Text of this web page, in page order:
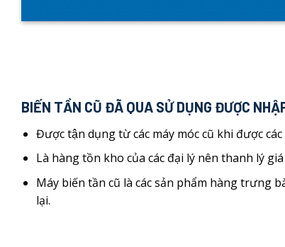
BIẾN TẦN CŨ ĐÃ QUA SỬ DỤNG ĐƯỢC
Được tận dụng từ các máy móc cũ khi được
Là hàng tồn kho của các đại lý nên thanh lý
Máy biến tần cũ là các sản phẩm hàng trưng
lại.